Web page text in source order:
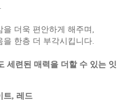
더욱 편안하게 해주며,
한층 더 부각시킵니다.
세련된 매력을 더할 수 있는 잇
트, 레드